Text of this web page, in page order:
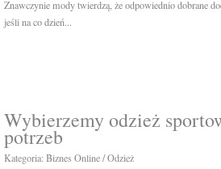
Znawczynie mody twierdzą, że odpowiednio dobrane
jeśli na co dzień...
Wybierzemy odzież
potrzeb
Kategoria: Biznes Online / Odzież